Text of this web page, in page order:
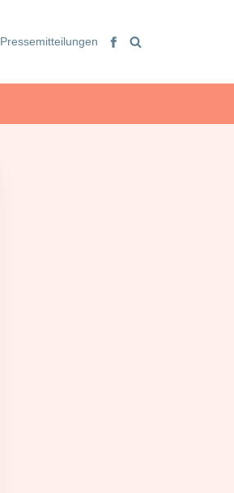
Pressemitteilungen